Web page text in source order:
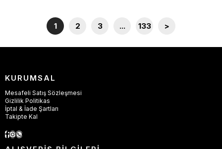
1 2 3 ... 133 >
KURUMSAL
Mesafeli Satış Sözleşmesi
Gizlilik Politikas
İptal & İade Şartları
Takipte Kal